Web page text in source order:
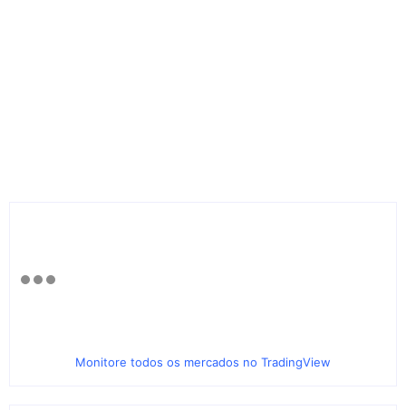
Monitore todos os mercados no TradingView